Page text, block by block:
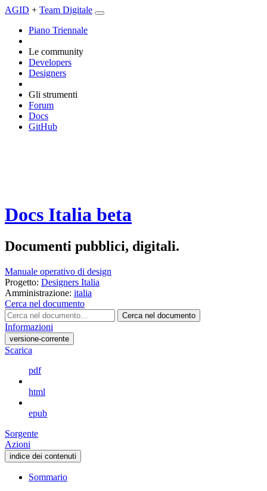
AGID + Team Digitale
Piano Triennale
Le community
Developers
Designers
Gli strumenti
Forum
Docs
GitHub
Docs Italia beta
Documenti pubblici, digitali.
Manuale operativo di design
Progetto: Designers Italia
Amministrazione: italia
Cerca nel documento
Cerca nel documento
Informazioni
versione-corrente
Scarica
pdf
html
epub
Sorgente
Azioni
indice dei contenuti
Sommario